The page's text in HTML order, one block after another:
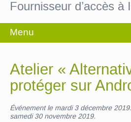
Fournisseur d’accès à
Atelier «
protéger sur
Événement le mardi 3 décembre
samedi 30 novembre 2019.